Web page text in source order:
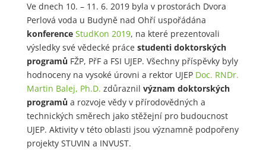
Ve dnech 10. – 11. 6. 2019 byla v prostorách Dvora
Perlová voda u Budyně nad Ohří uspořádána
konference StudKon 2019, na které prezentovali
výsledky své vědecké práce studenti doktorských
programů FŽP, PřF a FSI UJEP. Všechny příspěvky byly
hodnoceny na vysoké úrovni a rektor UJEP Doc. RNDr.
Martin Balej, Ph.D. zdůraznil význam doktorských
programů a rozvoje vědy v přírodovědných a
technických směrech jako stěžejní pro budoucnost
UJEP. Aktivity v této oblasti jsou významně podpořeny
projekty STUVIN a INVUST.